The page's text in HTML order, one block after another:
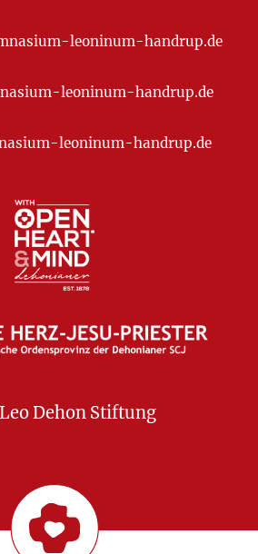
leoninum-handrup.de
leoninum-handrup.de
leoninum-handrup.de
Dehon Stiftung